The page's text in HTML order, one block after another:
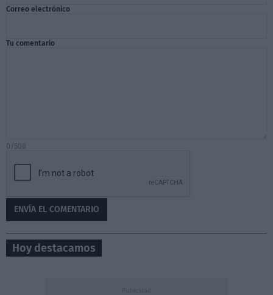
Correo electrónico
Tu comentario
0/500
Hoy destacamos